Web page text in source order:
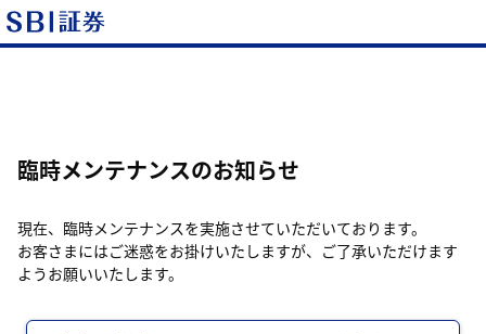
臨時メンテナンスのお知らせ
現在、臨時メンテナンスを実施させていただいております。
お客さまにはご迷惑をお掛けいたしますが、ご了承いただけます
ようお願いいたします。